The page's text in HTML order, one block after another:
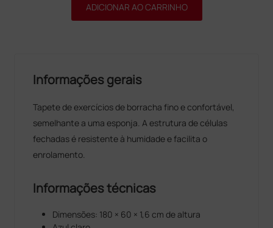
ADICIONAR AO CARRINHO
Informações gerais
Tapete de exercícios de borracha fino e confortável,
semelhante a uma esponja. A estrutura de células
fechadas é resistente à humidade e facilita o
enrolamento.
Informações técnicas
Dimensões: 180 × 60 × 1,6 cm de altura